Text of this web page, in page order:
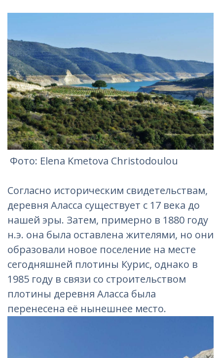
Фотo: Elena Kmetova Christodoulou
Согласно историческим свидетельствам,
деревня Аласса существует с 17 века до
нашей эры. Затем, примерно в 1880 году
н.э. она была оставлена жителями, но они
образовали новое поселение на месте
сегодняшней плотины Курис, однако в
1985 году в связи со строительством
плотины деревня Аласса была
перенесена её нынешнее место.